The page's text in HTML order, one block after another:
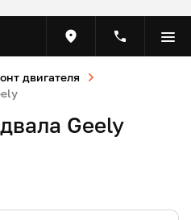
двигателя
Geely